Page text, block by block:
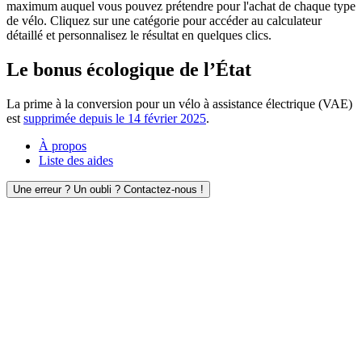
maximum auquel vous pouvez prétendre pour l'achat de chaque type
de vélo. Cliquez sur une catégorie pour accéder au calculateur
détaillé et personnalisez le résultat en quelques clics.
Le bonus écologique de l’État
La prime à la conversion pour un vélo à assistance électrique (VAE)
est supprimée depuis le 14 février 2025.
À propos
Liste des aides
Une erreur ? Un oubli ? Contactez-nous !